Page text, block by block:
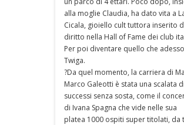
alla moglie Claudia, ha dato vita a
Cicala, gioiello cult tuttora inserito
diritto nella Hall of Fame dei club
Per poi diventare quello che
Twiga.
?Da quel momento, la carriera di
Marco Galeotti è stata una scalata di
successi senza sosta, come il
di Ivana Spagna che vide nelle sua
platea 1000 ospiti super titolati, da